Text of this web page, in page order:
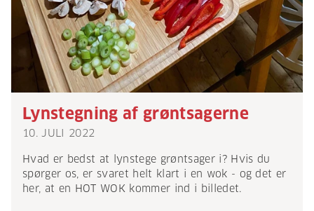
Lynstegning af grøntsagerne
10. JULI 2022
Hvad er bedst at lynstege grøntsager i? Hvis du
spørger os, er svaret helt klart i en wok - og det er
her, at en HOT WOK kommer ind i billedet.